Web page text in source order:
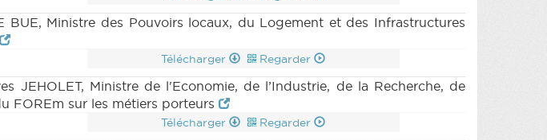
Ministre des Pouvoirs locaux, du Logement et des Infrastructures
Télécharger Regarder
JEHOLET, Ministre de l'Economie, de l’Industrie, de la Recherche, de
FOREm sur les métiers porteurs
Télécharger Regarder